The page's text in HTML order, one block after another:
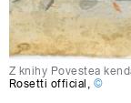
Z knihy Povestea
Rosetti official , ©